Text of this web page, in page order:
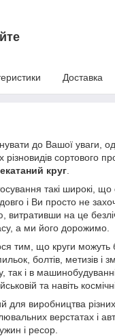
Доставка
до Вашої уваги,
різновидів сортового
круг
такі широкі, що
і Ви просто не
витративши на це
а ми його дорожимо.
тим, що круги можуть
болтів, метизів і
так і в
та навіть
для виробництва
верстатах і
і ресор.